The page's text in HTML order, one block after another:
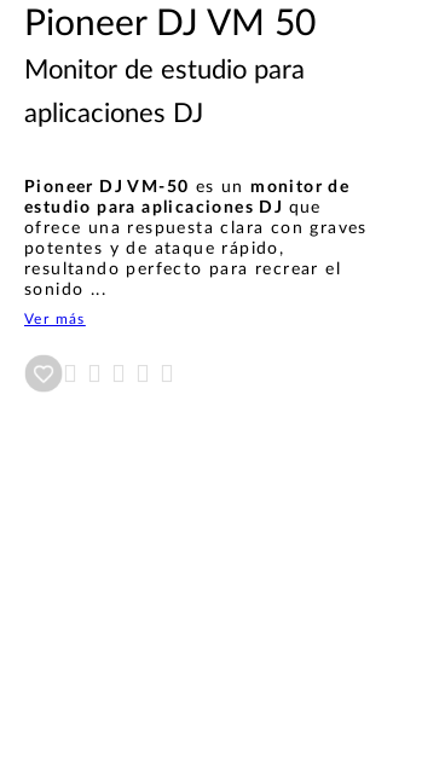
Pioneer DJ VM 50
Monitor de estudio para
aplicaciones DJ
Pioneer DJ VM-50 es unmonitor de
estudio para aplicaciones DJ que
ofrece una respuesta clara con graves
potentes y de ataque rápido,
resultando perfecto para recrear el
sonido ...
Ver más
Añadir a wishlist